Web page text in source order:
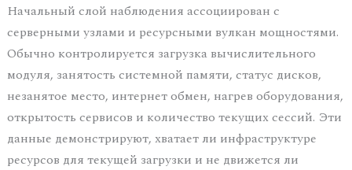
Начальный слой наблюдения ассоциирован с
серверными узлами и ресурсными вулкан мощностями.
Обычно контролируется загрузка вычислительного
модуля, занятость системной памяти, статус дисков,
незанятое место, интернет обмен, нагрев оборудования,
открытость сервисов и количество текущих сессий. Эти
данные демонстрируют, хватает ли инфраструктуре
ресурсов для текущей загрузки и не движется ли